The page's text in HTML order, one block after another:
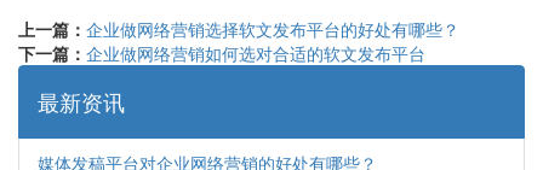
上一篇： 企业做网络营销选择软文发布平台的好处有哪些？
下一篇： 企业做网络营销如何选对合适的软文发布平台
最新资讯
媒体发稿平台对企业网络营销的好处有哪些？